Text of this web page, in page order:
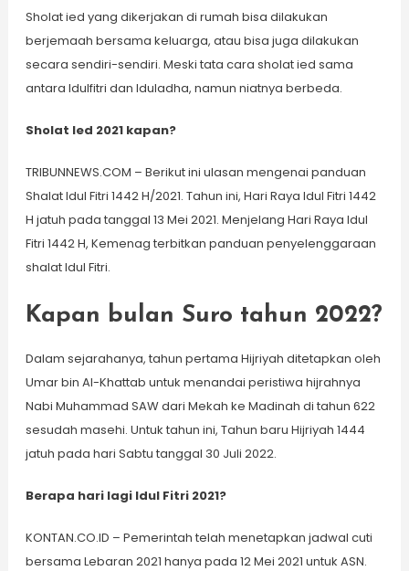
Sholat ied yang dikerjakan di rumah bisa dilakukan
berjemaah bersama keluarga, atau bisa juga dilakukan
secara sendiri-sendiri. Meski tata cara sholat ied sama
antara Idulfitri dan Iduladha, namun niatnya berbeda.
Sholat Ied 2021 kapan?
TRIBUNNEWS.COM – Berikut ini ulasan mengenai panduan
Shalat Idul Fitri 1442 H/2021. Tahun ini, Hari Raya Idul Fitri 1442
H jatuh pada tanggal 13 Mei 2021. Menjelang Hari Raya Idul
Fitri 1442 H, Kemenag terbitkan panduan penyelenggaraan
shalat Idul Fitri.
Kapan bulan Suro tahun 2022?
Dalam sejarahanya, tahun pertama Hijriyah ditetapkan oleh
Umar bin Al-Khattab untuk menandai peristiwa hijrahnya
Nabi Muhammad SAW dari Mekah ke Madinah di tahun 622
sesudah masehi. Untuk tahun ini, Tahun baru Hijriyah 1444
jatuh pada hari Sabtu tanggal 30 Juli 2022.
Berapa hari lagi Idul Fitri 2021?
KONTAN.CO.ID – Pemerintah telah menetapkan jadwal cuti
bersama Lebaran 2021 hanya pada 12 Mei 2021 untuk ASN.